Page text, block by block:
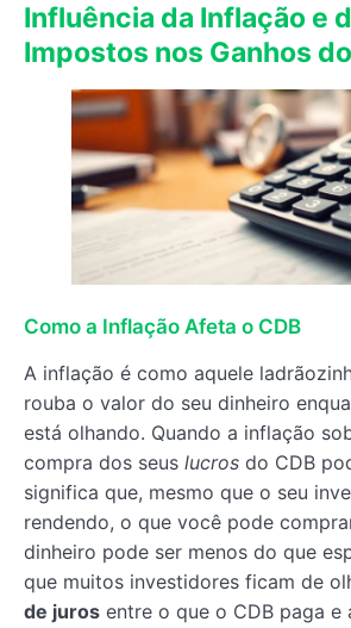
Influência da Inflação e
Impostos nos Ganhos
Como a Inflação Afeta o CDB
A inflação é como aquele
rouba o valor do seu dinheiro
está olhando. Quando a inflação
compra dos seus lucros do CDB
significa que, mesmo que o seu
rendendo, o que você pode
dinheiro pode ser menos do que
que muitos investidores ficam de
de juros entre o que o CDB paga e